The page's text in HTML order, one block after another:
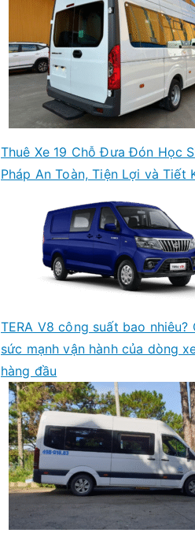
Thuê Xe 19 Chỗ Đưa Đón Học
Pháp An Toàn, Tiện Lợi và Tiết
TERA V8 công suất bao nhiêu?
sức mạnh vận hành của dòng
hàng đầu